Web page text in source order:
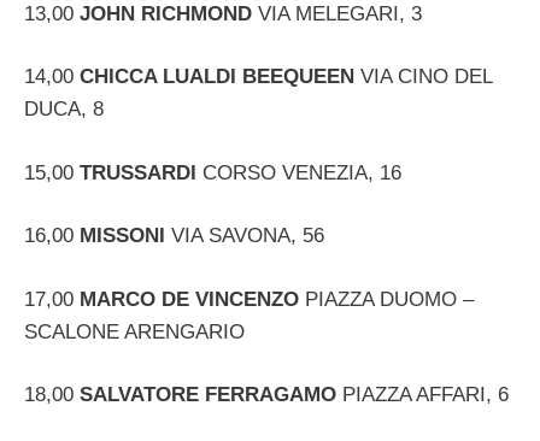
13,00 JOHN RICHMOND VIA MELEGARI, 3
14,00 CHICCA LUALDI BEEQUEEN VIA CINO DEL
DUCA, 8
15,00 TRUSSARDI CORSO VENEZIA, 16
16,00 MISSONI VIA SAVONA, 56
17,00 MARCO DE VINCENZO PIAZZA DUOMO –
SCALONE ARENGARIO
18,00 SALVATORE FERRAGAMO PIAZZA AFFARI, 6